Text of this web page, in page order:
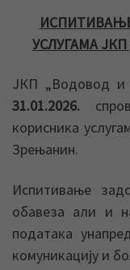
УСЛУГАМА
ЈКП „Водовод и
31.01.2026.
корисника
Зрењанин.
Испитивање
обавеза али и
података
комуникацију и